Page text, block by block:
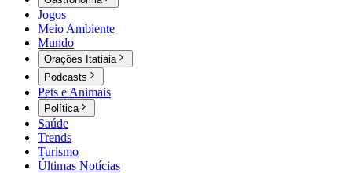
Jogos
Meio Ambiente
Mundo
Orações Itatiaia
Podcasts
Pets e Animais
Política
Saúde
Trends
Turismo
Últimas Notícias